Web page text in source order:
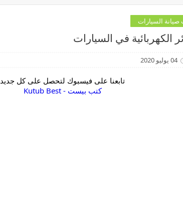
صيانة السيارات
الكهربائية في السيارات
04 يوليو 2020
تابعنا على فيسبوك لتحصل على كل جديد
‏كتب بيست - Kutub Best‏